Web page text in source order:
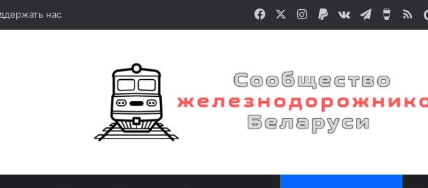
нас FacebookInstagram
Paypalvk.com
Telegram
Buy